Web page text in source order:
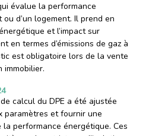
évalue la performance
d’un logement. Il prend en
et l’impact sur
en termes d’émissions de gaz à
est obligatoire lors de la vente
immobilier.
calcul du DPE a été ajustée
paramètres et fournir une
performance énergétique. Ces